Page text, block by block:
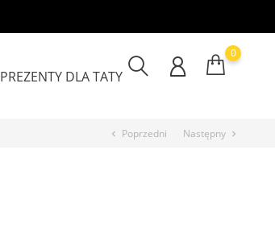
PREZENTY DLA TATY
0
chevron_left Poprzedni Następny chevron_right